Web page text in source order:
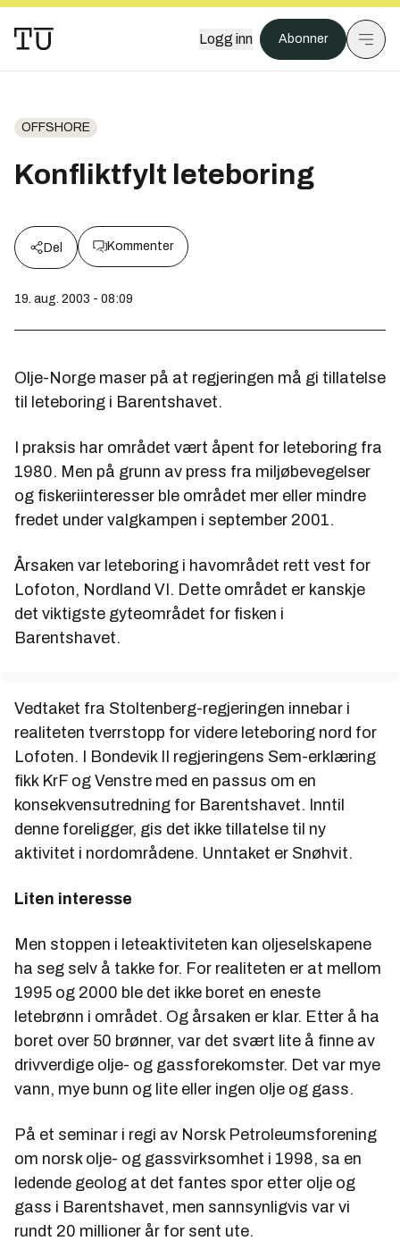
Logg inn Abonner
OFFSHORE
Konfliktfylt leteboring
Del Kommenter
19. aug. 2003 - 08:09
Olje-Norge maser på at regjeringen må gi tillatelse
til leteboring i Barentshavet.
I praksis har området vært åpent for leteboring fra
1980. Men på grunn av press fra miljøbevegelser
og fiskeriinteresser ble området mer eller mindre
fredet under valgkampen i september 2001.
Årsaken var leteboring i havområdet rett vest for
Lofoton, Nordland VI. Dette området er kanskje
det viktigste gyteområdet for fisken i
Barentshavet.
Vedtaket fra Stoltenberg-regjeringen innebar i
realiteten tverrstopp for videre leteboring nord for
Lofoten. I Bondevik II regjeringens Sem-erklæring
fikk KrF og Venstre med en passus om en
konsekvensutredning for Barentshavet. Inntil
denne foreligger, gis det ikke tillatelse til ny
aktivitet i nordområdene. Unntaket er Snøhvit.
Liten interesse
Men stoppen i leteaktiviteten kan oljeselskapene
ha seg selv å takke for. For realiteten er at mellom
1995 og 2000 ble det ikke boret en eneste
letebrønn i området. Og årsaken er klar. Etter å ha
boret over 50 brønner, var det svært lite å finne av
drivverdige olje- og gassforekomster. Det var mye
vann, mye bunn og lite eller ingen olje og gass.
På et seminar i regi av Norsk Petroleumsforening
om norsk olje- og gassvirksomhet i 1998, sa en
ledende geolog at det fantes spor etter olje og
gass i Barentshavet, men sannsynligvis var vi
rundt 20 millioner år for sent ute.